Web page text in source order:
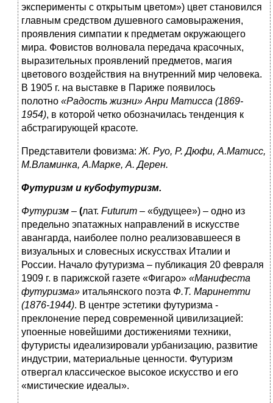
эксперименты с открытым цветом») цвет становился
главным средством душевного самовыражения,
проявления симпатии к предметам окружающего
мира. Фовистов волновала передача красочных,
выразительных проявлений предметов, магия
цветового воздействия на внутренний мир человека.
В 1905 г. на выставке в Париже появилось
полотно «Радость жизни» Анри Матисса (1869-
1954), в которой четко обозначилась тенденция к
абстрагирующей красоте.
Представители фовизма: Ж. Руо, Р. Дюфи, А.Матисс,
М.Вламинка, А.Марке, А. Дерен.
Футуризм и кубофутуризм.
Футуризм – (лат. Futurum – «будущее») – одно из
предельно эпатажных направлений в искусстве
авангарда, наиболее полно реализовавшееся в
визуальных и словесных искусствах Италии и
России. Начало футуризма – публикация 20 февраля
1909 г. в парижской газете «Фигаро» «Манифеста
футуризма» итальянского поэта Ф.Т. Маринетти
(1876-1944). В центре эстетики футуризма -
преклонение перед современной цивилизацией:
упоенные новейшими достижениями техники,
футуристы идеализировали урбанизацию, развитие
индустрии, материальные ценности. Футуризм
отвергал классическое высокое искусство и его
«мистические идеалы».